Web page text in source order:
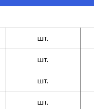
шт.
шт.
шт.
шт.